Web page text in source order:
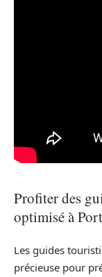
Profiter des
optimisé à
Les guides
précieuse pour